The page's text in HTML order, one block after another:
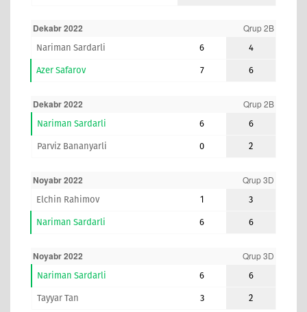
Dekabr 2022 Qrup 2B
Nariman Sardarli 6 4
Azer Safarov 7 6
Dekabr 2022 Qrup 2B
Nariman Sardarli 6 6
Parviz Bananyarli 0 2
Noyabr 2022 Qrup 3D
Elchin Rahimov 1 3
Nariman Sardarli 6 6
Noyabr 2022 Qrup 3D
Nariman Sardarli 6 6
Tayyar Tan 3 2